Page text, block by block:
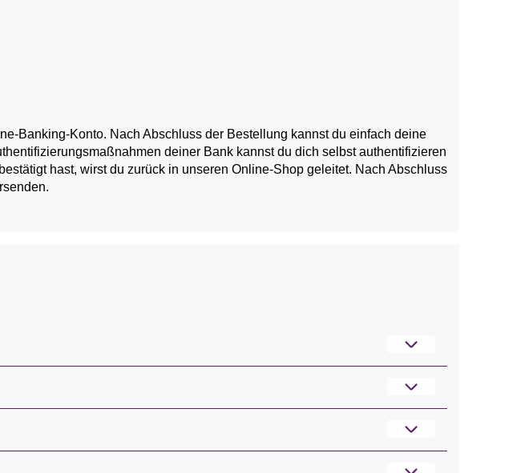
Banking-Konto. Nach Abschluss der Bestellung kannst du einfach deine
deiner Bank kannst du dich selbst authentifizieren
hast, wirst du zurück in unseren Online-Shop geleitet. Nach Abschluss